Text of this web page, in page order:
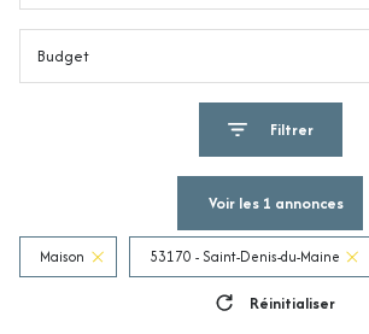
Budget
Filtrer
Voir les 1 annonces
Maison 53170 - Saint-Denis-du-Maine
Réinitialiser